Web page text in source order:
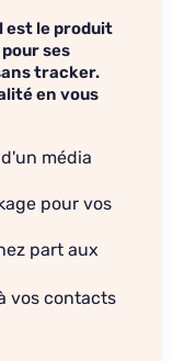
est le produit
ses
tracker.
en vous
média
pour vos
part aux
vos contacts